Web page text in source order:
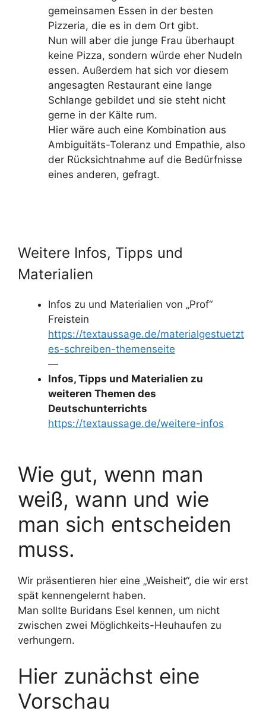
gemeinsamen Essen in der besten
Pizzeria, die es in dem Ort gibt.
Nun will aber die junge Frau überhaupt
keine Pizza, sondern würde eher Nudeln
essen. Außerdem hat sich vor diesem
angesagten Restaurant eine lange
Schlange gebildet und sie steht nicht
gerne in der Kälte rum.
Hier wäre auch eine Kombination aus
Ambiguitäts-Toleranz und Empathie, also
der Rücksichtnahme auf die Bedürfnisse
eines anderen, gefragt.
Weitere Infos, Tipps und
Materialien
Infos zu und Materialien von „Prof“
Freistein
https://textaussage.de/materialgestuetzt
es-schreiben-themenseite
—
Infos, Tipps und Materialien zu
weiteren Themen des
Deutschunterrichts
https://textaussage.de/weitere-infos
Wie gut, wenn man
weiß, wann und wie
man sich entscheiden
muss.
Wir präsentieren hier eine „Weisheit“, die wir erst
spät kennengelernt haben.
Man sollte Buridans Esel kennen, um nicht
zwischen zwei Möglichkeits-Heuhaufen zu
verhungern.
Hier zunächst eine
Vorschau